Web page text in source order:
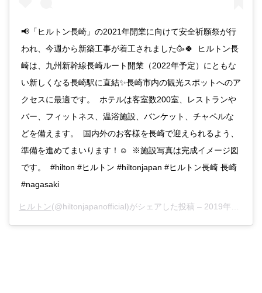
📢「ヒルトン長崎」の2021年開業に向けて安全祈願祭が行
われ、今週から新築工事が着工されました🥳🍀 ヒルトン長
崎は、九州新幹線長崎ルート開業（2022年予定）にともな
い新しくなる長崎駅に直結✨長崎市内の観光スポットへのア
クセスに最適です。 ホテルは客室数200室、レストランや
バー、フィットネス、温浴施設、バンケット、チャペルな
どを備えます。 国内外のお客様を長崎で迎えられるよう、
準備を進めてまいります！☺️ ※施設写真は完成イメージ図
です。 #hilton #ヒルトン #hiltonjapan #ヒルトン長崎 長崎
#nagasaki
ヒルトン(@hiltonjapanofficial)がシェアした投稿 – 2019年12月月10日午後9時31分PST